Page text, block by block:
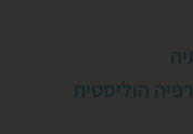
הוליסטית